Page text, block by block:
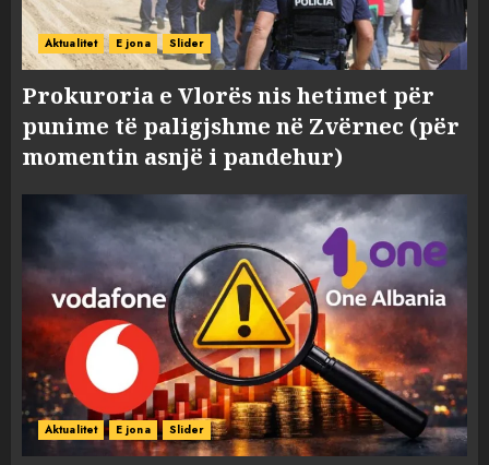
Aktualitet E jona Slider
Prokuroria e Vlorës nis hetimet për
punime të paligjshme në Zvërnec (për
momentin asnjë i pandehur)
Aktualitet E jona Slider